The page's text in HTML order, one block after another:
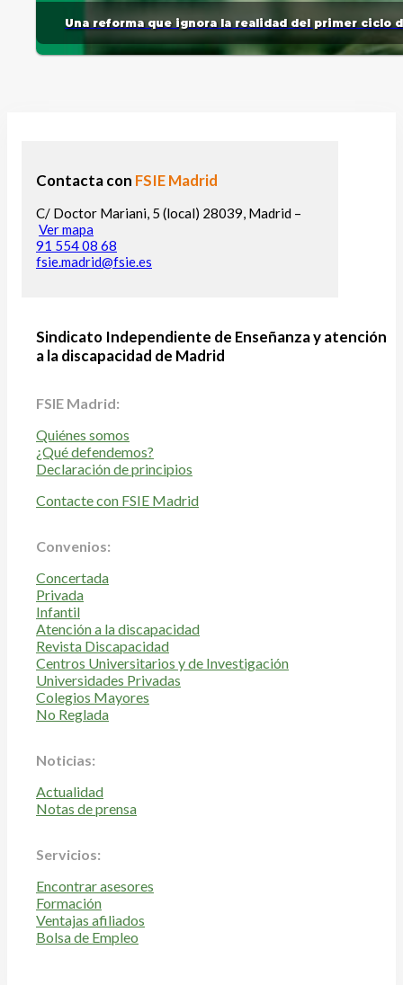
Una reforma que ignora la realidad del primer ciclo
Contacta con FSIE Madrid
C/ Doctor Mariani, 5 (local) 28039, Madrid –
Ver mapa
91 554 08 68
fsie.madrid@fsie.es
Sindicato Independiente de Enseñanza y atención
a la discapacidad de Madrid
FSIE Madrid:
Quiénes somos
¿Qué defendemos?
Declaración de principios
Contacte con FSIE Madrid
Convenios:
Concertada
Privada
Infantil
Atención a la discapacidad
Revista Discapacidad
Centros Universitarios y de Investigación
Universidades Privadas
Colegios Mayores
No Reglada
Noticias:
Actualidad
Notas de prensa
Servicios:
Encontrar asesores
Formación
Ventajas afiliados
Bolsa de Empleo